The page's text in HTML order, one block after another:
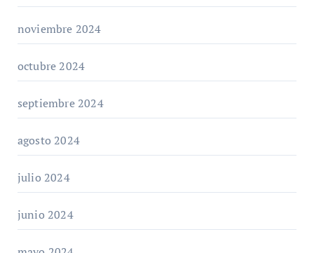
noviembre 2024
octubre 2024
septiembre 2024
agosto 2024
julio 2024
junio 2024